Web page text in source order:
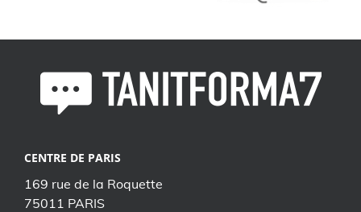
CENTRE DE PARIS
169 rue de la Roquette
75011 PARIS